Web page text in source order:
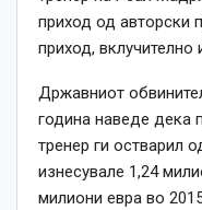
приход од авторски
приход,
Државниот
година наведе дека
тренер ги остварил
изнесувале 1,24
милиони евра во